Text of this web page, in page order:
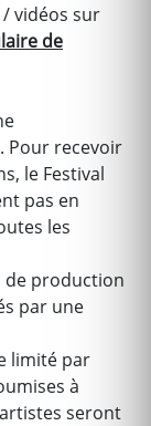
vidéos sur
de
Pour recevoir
le Festival
pas en
les
de production
par une
limité par
à
seront